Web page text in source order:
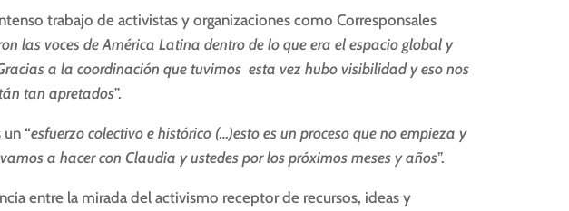
trabajo de activistas y organizaciones como Corresponsales
las voces de América Latina dentro de lo que era el espacio global y
a la coordinación que tuvimos esta vez hubo visibilidad y eso nos
tan apretados”.
“esfuerzo colectivo e histórico (…)esto es un proceso que no empieza y
a hacer con Claudia y ustedes por los próximos meses y años”.
entre la mirada del activismo receptor de recursos, ideas y